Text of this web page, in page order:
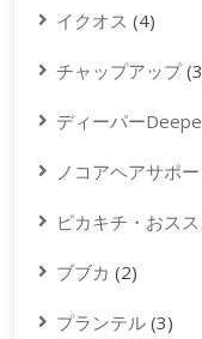
イクオス (4)
チャップアップ
ディーパー
ノコアヘアサポ
ピカキチ・おス
ブブカ (2)
プランテル (3)